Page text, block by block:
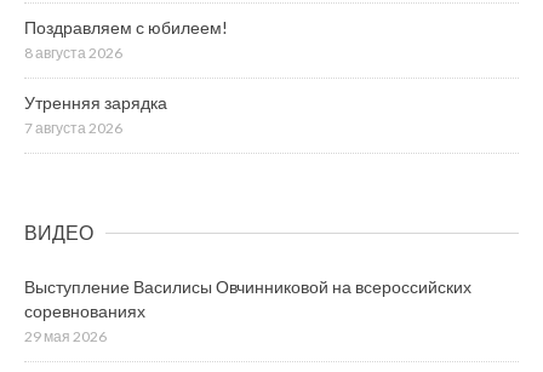
Поздравляем с юбилеем!
8 августа 2026
Утренняя зарядка
7 августа 2026
ВИДЕО
Выступление Василисы Овчинниковой на всероссийских
соревнованиях
29 мая 2026